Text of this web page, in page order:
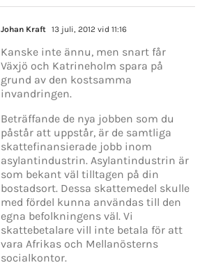
Johan Kraft 13 juli, 2012 vid 11:16
Kanske inte ännu, men snart får
Växjö och Katrineholm spara på
grund av den kostsamma
invandringen.
Beträffande de nya jobben som du
påstår att uppstår, är de samtliga
skattefinansierade jobb inom
asylantindustrin. Asylantindustrin är
som bekant väl tilltagen på din
bostadsort. Dessa skattemedel skulle
med fördel kunna användas till den
egna befolkningens väl. Vi
skattebetalare vill inte betala för att
vara Afrikas och Mellanösterns
socialkontor.